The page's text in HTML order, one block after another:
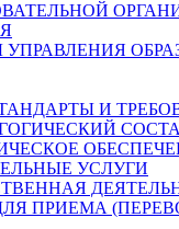
УПРАВЛЕНИЯ
И
УСЛУГИ
ПРИЕМА